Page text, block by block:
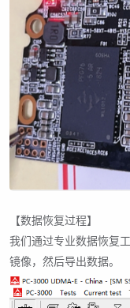
【数据恢复过程】
我们通过专业数据恢复
镜像，然后导出数据。